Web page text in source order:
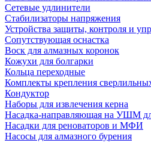
Сетевые удлинители
Стабилизаторы напряжения
Устройства защиты, контроля и
Сопутствующая оснастка
Воск для алмазных коронок
Кожухи для болгарки
Кольца переходные
Комплекты крепления
Кондуктор
Наборы для извлечения керна
Насадка-направляющая на УШМ
Насадки для реноваторов и МФИ
Насосы для алмазного бурения